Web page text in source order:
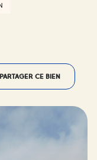
PARTAGER CE BIEN